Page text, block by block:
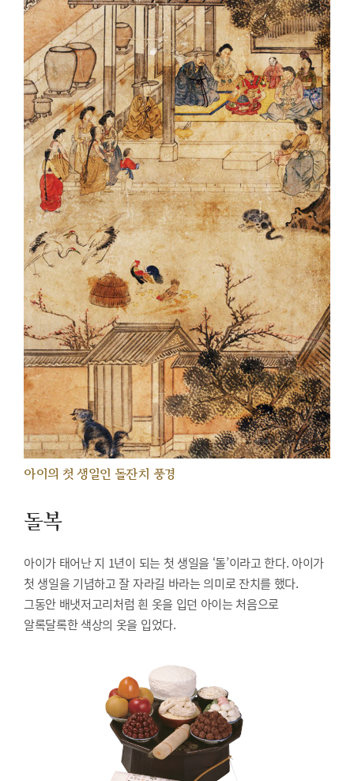
아이의 첫 생일인 돌잔치 풍경
돌복
아이가 태어난 지 1년이 되는 첫 생일을 ‘돌’이라고 한다. 아이가
첫 생일을 기념하고 잘 자라길 바라는 의미로 잔치를 했다.
그동안 배냇저고리처럼 흰 옷을 입던 아이는 처음으로
알록달록한 색상의 옷을 입었다.